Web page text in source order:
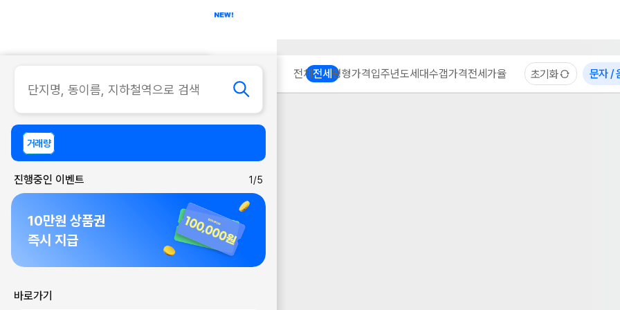
사무실
거래량
진행중인 이벤트 1/5
10만원 상품권
즉시 지급
바로가기
전체전세 평형가격입주년도세대수갭가격전세가율 초기화 문자 /